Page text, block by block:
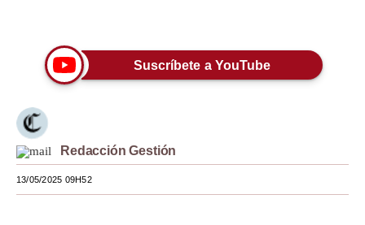
Tendencias
Moda
Suscríbete a YouTube
Redacción Gestión
13/05/2025 09H52